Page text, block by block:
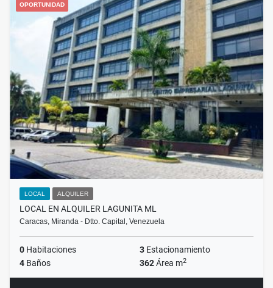
OPORTUNIDAD
LOCAL ALQUILER
LOCAL EN ALQUILER LAGUNITA ML
Caracas, Miranda - Dtto. Capital, Venezuela
0 Habitaciones 3 Estacionamiento
4 Baños 362Área m2